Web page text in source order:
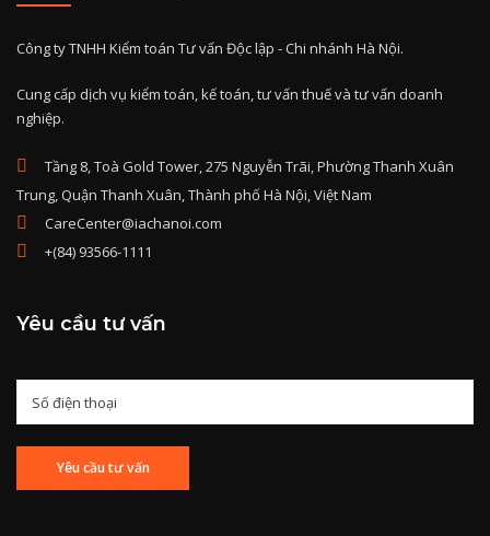
Công ty TNHH Kiểm toán Tư vấn Độc lập - Chi nhánh Hà Nội.
Cung cấp dịch vụ kiểm toán, kế toán, tư vấn thuế và tư vấn doanh
nghiệp.
Tầng 8, Toà Gold Tower, 275 Nguyễn Trãi, Phường Thanh Xuân
Trung, Quận Thanh Xuân, Thành phố Hà Nội, Việt Nam
CareCenter@iachanoi.com
+(84) 93566-1111
Yêu cầu tư vấn